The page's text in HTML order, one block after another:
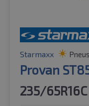
Starmaxx
Provan
235/65R16C